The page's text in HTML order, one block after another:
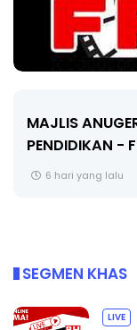
🔴
SEGMEN KHAS
LIVE